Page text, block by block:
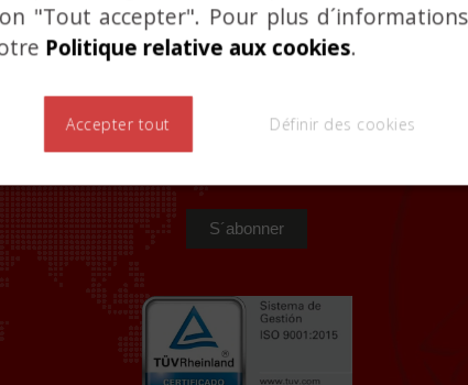
BULLETIN DE NOUVELLES
"Tout accepter". Pour plus
Politique relative aux cookies.
Accepter tout Définir des cookies